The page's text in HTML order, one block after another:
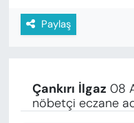
Paylaş
Çankırı İlgaz 08
nöbetçi eczane
FAYDALI BİLGİLER
EĞİTİM
Son Dakika
Haber Arşivi